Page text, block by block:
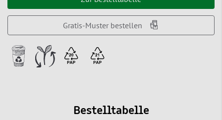
Gratis-Muster bestellen
Bestelltabelle